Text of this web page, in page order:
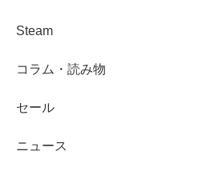
Steam
コラム・読み物
セール
ニュース